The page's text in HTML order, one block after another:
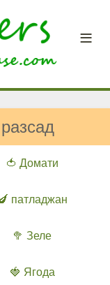
🍅 Домати
патладжан
🥦 Зеле
🍓 Ягода